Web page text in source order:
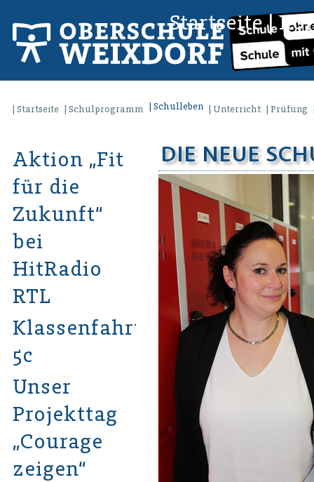
Startseite|
Startseite Schulprogramm Schulleben Unterricht Prüfung
DIE NEUE
Aktion „Fit
für die
Zukunft“
bei
HitRadio
RTL
Klassenfahrt
5c
Unser
Projekttag
„Courage
zeigen“